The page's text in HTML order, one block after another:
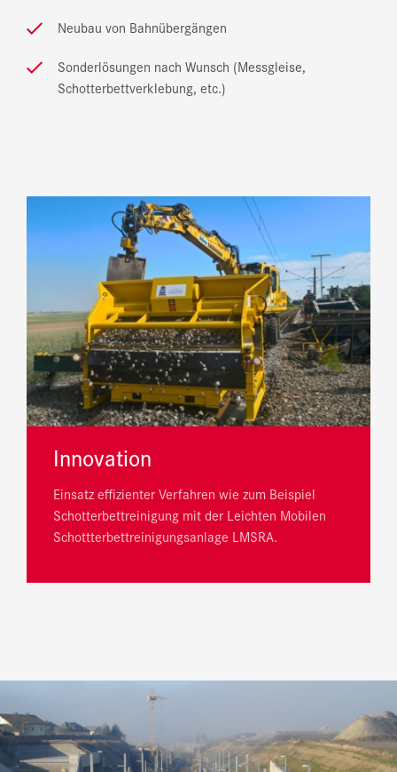
Neubau von Bahnübergängen
Sonderlösungen nach Wunsch (Messgleise,
Schotterbettverklebung, etc.)
Innovation
Einsatz effizienter Verfahren wie zum Beispiel
Schotterbettreinigung mit der Leichten Mobilen
Schottterbettreinigungsanlage LMSRA.